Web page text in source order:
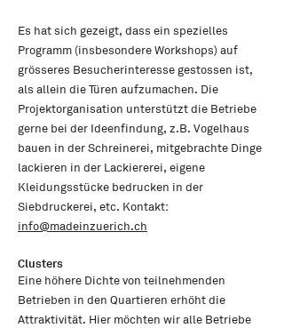
Es hat sich gezeigt, dass ein spezielles
Programm (insbesondere Workshops) auf
grösseres Besucherinteresse gestossen ist,
als allein die Türen aufzumachen. Die
Projektorganisation unterstützt die Betriebe
gerne bei der Ideenfindung, z.B. Vogelhaus
bauen in der Schreinerei, mitgebrachte Dinge
lackieren in der Lackiererei, eigene
Kleidungsstücke bedrucken in der
Siebdruckerei, etc. Kontakt:
info@madeinzuerich.ch
Clusters
Eine höhere Dichte von teilnehmenden
Betrieben in den Quartieren erhöht die
Attraktivität. Hier möchten wir alle Betriebe